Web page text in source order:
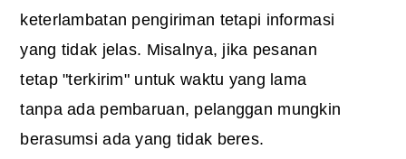
keterlambatan pengiriman tetapi informasi
yang tidak jelas. Misalnya, jika pesanan
tetap "terkirim" untuk waktu yang lama
tanpa ada pembaruan, pelanggan mungkin
berasumsi ada yang tidak beres.